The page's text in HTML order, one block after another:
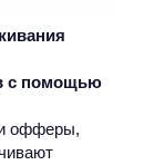
с помощью
офферы,